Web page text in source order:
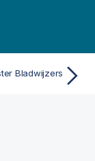
Bladwijzers